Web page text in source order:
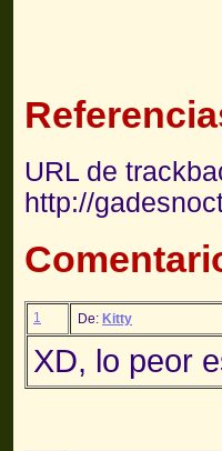
URL de
http://
1 De: Kitty
XD, lo peor